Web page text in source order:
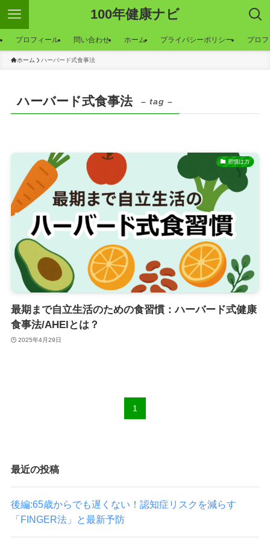
100年健康ナビ
プロフィール 問い合わせ ホーム プライバシーポリシー プロ
ホーム ハーバード式食事法
ハーバード式食事法 – tag –
習慣は力
最期まで自立生活のための食習慣：ハーバード式健康
食事法/AHEIとは？
2025年4月29日
1
最近の投稿
後編:65歳からでも遅くない！認知症リスクを減らす
「FINGER法」と最新予防